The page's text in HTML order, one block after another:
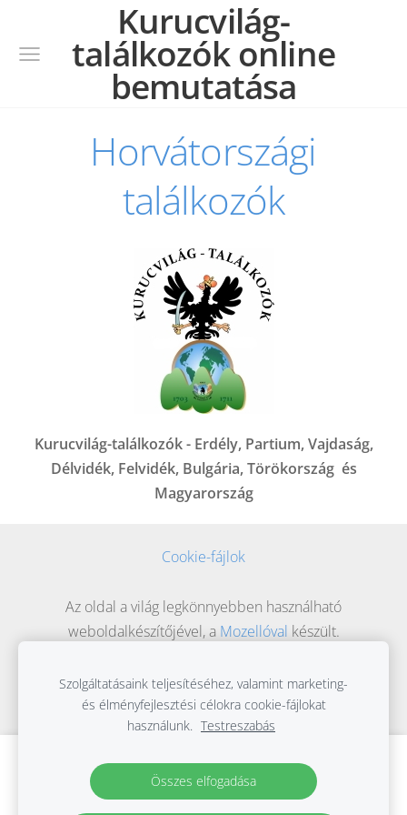
Kurucvilág-
találkozók online
bemutatása
Horvátországi
találkozók
Kurucvilág-találkozók - Erdély, Partium, Vajdaság,
Délvidék, Felvidék, Bulgária, Törökország és
Magyarország
Cookie-fájlok
Az oldal a világ legkönnyebben használható
weboldalkészítőjével, a Mozellóval készült.
Hozzon létre weboldalt vagy webáruházat
a Mozello segítségével.
Szolgáltatásaink teljesítéséhez, valamint marketing-
és élményfejlesztési célokra cookie-fájlokat
használunk. Testreszabás
Összes elfogadása